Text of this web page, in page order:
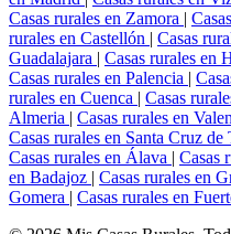
Casas rurales en Zamora |
rurales en Castellón | Casas
Guadalajara | Casas rurales en
Casas rurales en Palencia |
rurales en Cuenca | Casas
Almeria | Casas rurales en
Casas rurales en Santa Cruz de
Casas rurales en Álava | Casas
en Badajoz | Casas rurales en
Gomera | Casas rurales en